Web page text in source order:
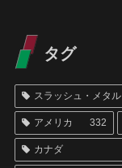
タグ
スラッシュ・メタル
アメリカ 332
カナダ